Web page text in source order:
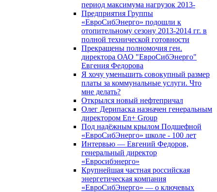
период максимума нагрузок 2013-
Предприятия Группы
«ЕвроСибЭнерго» подошли к
отопительному сезону 2013-2014 гг. в
полной технической готовности
Прекращены полномочия ген.
директора ОАО "ЕвроСибЭнерго"
Евгения Федорова
Я хочу уменьшить совокупный размер
платы за коммунальные услуги. Что
мне делать?
Открылся новый нефтепричал
Олег Дерипаска назначен генеральным
директором En+ Group
Под надёжным крылом Подшефной
«ЕвроСибЭнерго» школе - 100 лет
Интервью — Евгений Федоров,
генеральный директор
«Евросибэнерго»
Крупнейшая частная российская
энергетическая компания
«ЕвроСибЭнерго» — о ключевых